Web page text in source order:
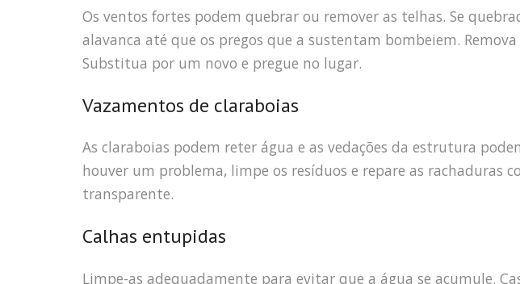
Os ventos fortes podem quebrar ou remover as telhas. Se
alavanca até que os pregos que a sustentam bombeiem.
Substitua por um novo e pregue no lugar.
Vazamentos de claraboias
As claraboias podem reter água e as vedações da estrutura
houver um problema, limpe os resíduos e repare as rachaduras
transparente.
Calhas entupidas
Limpe-as adequadamente para evitar que a água se acumule.